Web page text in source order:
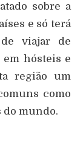
sobre a
e só terá
viajar de
hósteis e
região um
como
do mundo.